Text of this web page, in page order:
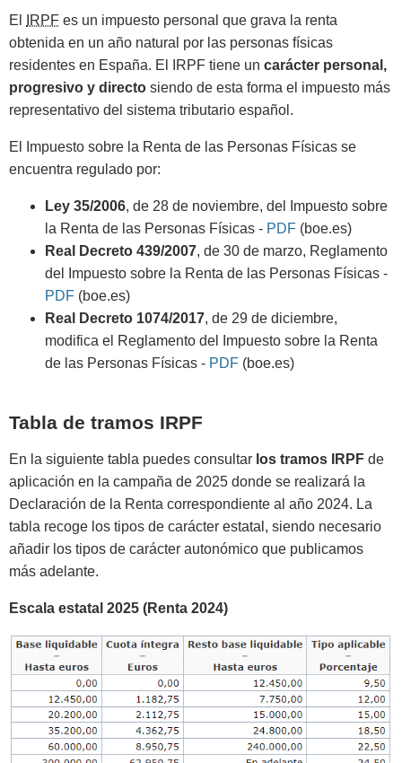
El IRPF es un impuesto personal que grava la renta
obtenida en un año natural por las personas físicas
residentes en España. El IRPF tiene un carácter personal,
progresivo y directo siendo de esta forma el impuesto más
representativo del sistema tributario español.
El Impuesto sobre la Renta de las Personas Físicas se
encuentra regulado por:
Ley 35/2006, de 28 de noviembre, del Impuesto sobre
la Renta de las Personas Físicas - PDF (boe.es)
Real Decreto 439/2007, de 30 de marzo, Reglamento
del Impuesto sobre la Renta de las Personas Físicas -
PDF (boe.es)
Real Decreto 1074/2017, de 29 de diciembre,
modifica el Reglamento del Impuesto sobre la Renta
de las Personas Físicas - PDF (boe.es)
Tabla de tramos IRPF
En la siguiente tabla puedes consultar los tramos IRPF de
aplicación en la campaña de 2025 donde se realizará la
Declaración de la Renta correspondiente al año 2024. La
tabla recoge los tipos de carácter estatal, siendo necesario
añadir los tipos de carácter autonómico que publicamos
más adelante.
Escala estatal 2025 (Renta 2024)